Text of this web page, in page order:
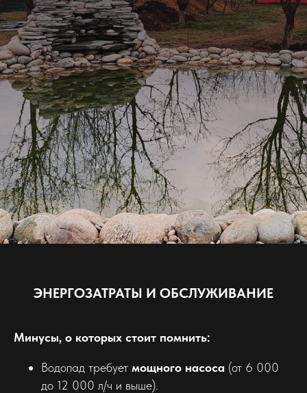
ЭНЕРГОЗАТРАТЫ И ОБСЛУЖИВАНИЕ
Минусы, о которых стоит помнить:
Водопад требует мощного насоса (от 6 000
до 12 000 л/ч и выше).